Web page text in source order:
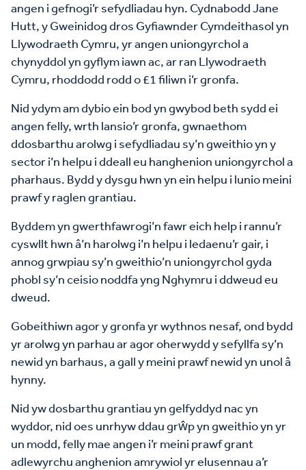
angen i gefnogi’r sefydliadau hyn. Cydnabodd Jane
Hutt, y Gweinidog dros Gyfiawnder Cymdeithasol yn
Llywodraeth Cymru, yr angen uniongyrchol a
chynyddol yn gyflym iawn ac, ar ran Llywodraeth
Cymru, rhoddodd rodd o £1 filiwn i’r gronfa.
Nid ydym am dybio ein bod yn gwybod beth sydd ei
angen felly, wrth lansio’r gronfa, gwnaethom
ddosbarthu arolwg i sefydliadau sy’n gweithio yn y
sector i’n helpu i ddeall eu hanghenion uniongyrchol a
pharhaus. Bydd y dysgu hwn yn ein helpu i lunio meini
prawf y raglen grantiau.
Byddem yn gwerthfawrogi’n fawr eich help i rannu’r
cyswllt hwn â’n harolwg i’n helpu i ledaenu’r gair, i
annog grwpiau sy’n gweithio’n uniongyrchol gyda
phobl sy’n ceisio noddfa yng Nghymru i ddweud eu
dweud.
Gobeithiwn agor y gronfa yr wythnos nesaf, ond bydd
yr arolwg yn parhau ar agor oherwydd y sefyllfa sy’n
newid yn barhaus, a gall y meini prawf newid yn unol â
hynny.
Nid yw dosbarthu grantiau yn gelfyddyd nac yn
wyddor, nid oes unrhyw ddau grŵp yn gweithio yn yr
un modd, felly mae angen i’r meini prawf grant
adlewyrchu anghenion amrywiol yr elusennau a’r